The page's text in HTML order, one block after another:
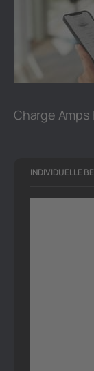
Charge Amps
INDIVIDUELLE